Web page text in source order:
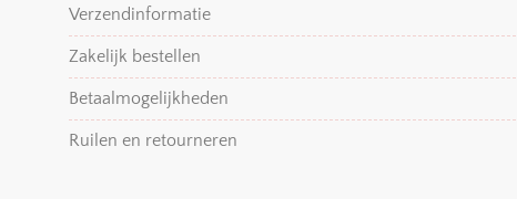
Verzendinformatie
Zakelijk bestellen
Betaalmogelijkheden
Ruilen en retourneren